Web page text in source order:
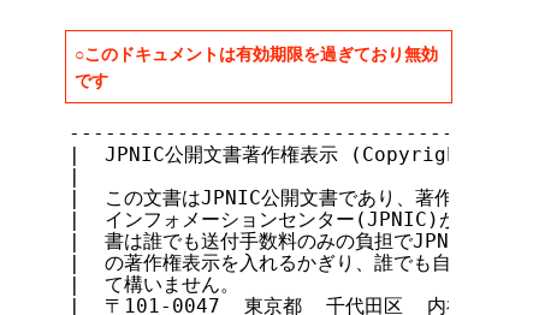
○このドキュメントは有効期限を過ぎており無効
です
|  JPNIC公開文書著作権表示 (Copyright
|
|  この文書はJPNIC公開文書であり、著作権は
|  インフォメーションセンター(JPNIC)が保持
|  書は誰でも送付手数料のみの負担でJPNICか
|  の著作権表示を入れるかぎり、誰でも自由に転
|  て構いません。
|  〒101-0047  東京都  千代田区  内神田2-